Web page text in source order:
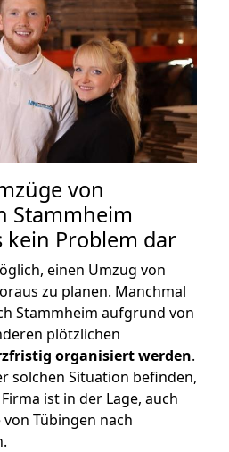
von
Stammheim
Problem dar
einen Umzug von
zu planen. Manchmal
Stammheim aufgrund von
plötzlichen
organisiert werden.
solchen Situation befinden,
ist in der Lage, auch
Tübingen nach